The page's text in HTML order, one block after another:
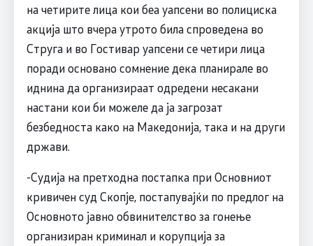
на четирите лица кои беа уапсени во полициска
акција што вчера утрото била спроведена во
Струга и во Гостивар уапсени се четири лица
поради основано сомнение дека планирале во
иднина да организираат одредени несакани
настани кои би можеле да ја загрозат
безбедноста како на Македонија, така и на други
држави.
-Судија на претходна постапка при Основниот
кривичен суд Скопје, постапувајќи по предлог на
Основното јавно обвинителство за гонење
организиран криминал и корупција за